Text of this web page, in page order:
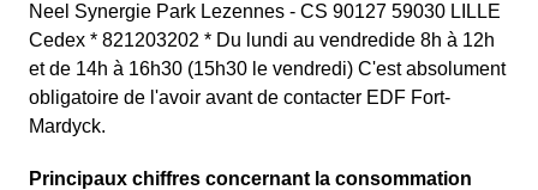
Neel Synergie Park Lezennes - CS 90127 59030 LILLE
Cedex * 821203202 * Du lundi au vendredide 8h à 12h
et de 14h à 16h30 (15h30 le vendredi) C'est absolument
obligatoire de l'avoir avant de contacter EDF Fort-
Mardyck.
Principaux chiffres concernant la consommation